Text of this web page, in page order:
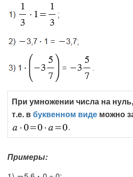
При умножении числа на
т.е. вбуквенном виде можно
.
Примеры: